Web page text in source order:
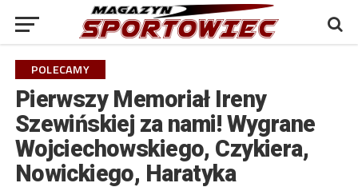
POLECAMY
Pierwszy Memoriał Ireny
Szewińskiej za nami! Wygrane
Wojciechowskiego, Czykiera,
Nowickiego, Haratyka